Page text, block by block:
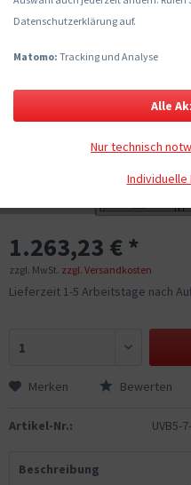
1.263,23 € *
zzgl. MwSt. zzgl. Versandkosten
Lieferzeit 1-5 Arbeitstage nach
Merken Bewerten
Artikel-Nr.: UVB5-
Beschreibung
Datenschutzerklärung auf.
Matomo: Tracking und Analyse
Individuelle
Nur technisch
Alle